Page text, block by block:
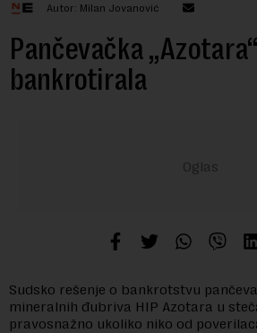
Autor: Milan Jovanović
Pančevačka
bankrotirala
Sudsko rešenje o bankrotstvu
mineralnih đubriva HIP Azotara u
pravosnažno ukoliko niko od